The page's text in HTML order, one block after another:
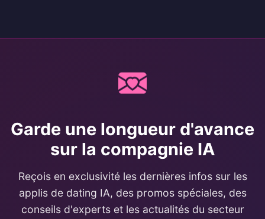
Garde une longueur d'avance
sur la compagnie IA
Reçois en exclusivité les dernières infos sur les
applis de dating IA, des promos spéciales, des
conseils d'experts et les actualités du secteur